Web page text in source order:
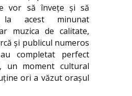
vor să învețe și să
la acest minunat
muzica de calitate,
și publicul numeros
completat perfect
un moment cultural
ori a văzut orașul